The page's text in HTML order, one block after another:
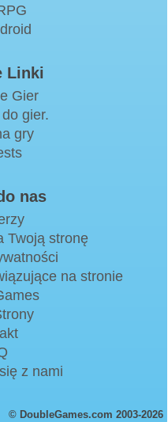
Linki
Gier
gier.
gry
nas
Twoją stronę
na stronie
z nami
© DoubleGames.com 2003-2026